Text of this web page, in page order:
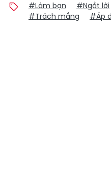
#Làm bạn #Ngắt lời
#Trách mắng
#Áp